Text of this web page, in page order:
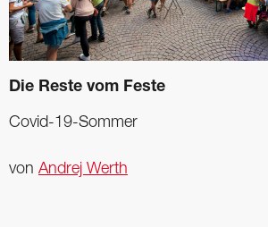
Die Reste vom Feste
Covid-19-Sommer
von Andrej Werth